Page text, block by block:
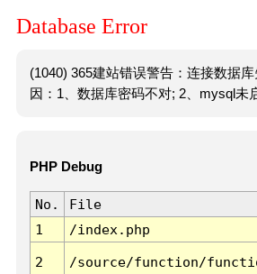
Database Error
(1040) 365建站错误警告：连接数据
因：1、数据库密码不对; 2、mysql未
PHP Debug
No. File
1
/index.php
2 /source/function/